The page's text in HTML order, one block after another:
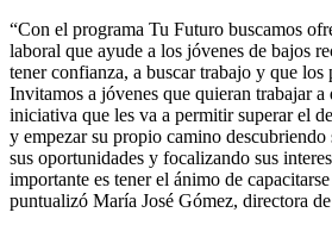
“Con el programa Tu Futuro buscamos
laboral que ayude a los jóvenes de bajos
tener confianza, a buscar trabajo y que los
Invitamos a jóvenes que quieran trabajar a
iniciativa que les va a permitir superar el
y empezar su propio camino
sus oportunidades y focalizando sus
importante es tener el ánimo de
puntualizó María José Gómez, directora